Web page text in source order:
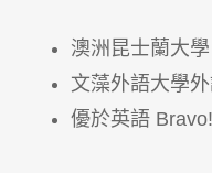
澳洲昆士蘭大
文藻外語大學
優於英語